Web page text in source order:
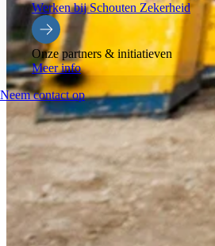
Werken bij Schouten Zekerheid
Onze partners & initiatieven
Meer info
Neem contact op